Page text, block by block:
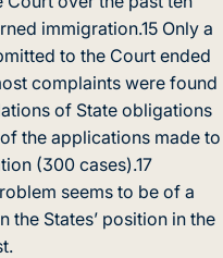
immigration.15 Only a
to the Court ended
complaints were found
of State obligations
the applications made to
(300 cases).17
seems to be of a
the States’ position in the